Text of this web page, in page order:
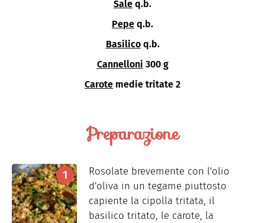
Sale q.b.
Pepe q.b.
Basilico q.b.
Cannelloni 300 g
Carote medie tritate 2
Preparazione
Rosolate brevemente con l'olio
d'oliva in un tegame piuttosto
capiente la cipolla tritata, il
basilico tritato, le carote, la